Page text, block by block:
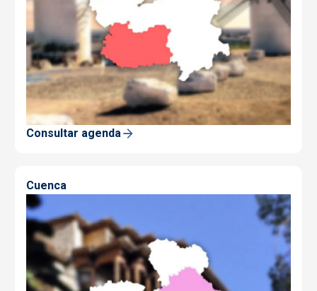
Consultar agenda
Cuenca